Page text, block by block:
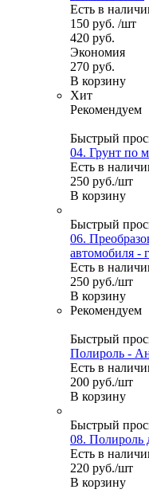
Есть в
150 руб. /шт
420 руб.
Экономия
270 руб.
В корзину
Хит
Рекомендуем
Быстрый
04. Грунт по
Есть в
250 руб./шт
В корзину
Быстрый
06.
автомобиля -
Есть в
250 руб./шт
В корзину
Рекомендуем
Быстрый
Полироль -
Есть в
200 руб./шт
В корзину
Быстрый
08. Полироль
Есть в
220 руб./шт
В корзину